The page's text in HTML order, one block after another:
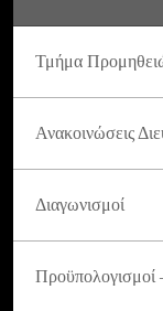
Τμήμα
Ανακοινώσεις
Διαγωνισμοί
Προϋπολογισμοί